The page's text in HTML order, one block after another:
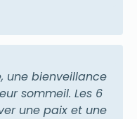
une bienveillance
sommeil. Les 6
une paix et une